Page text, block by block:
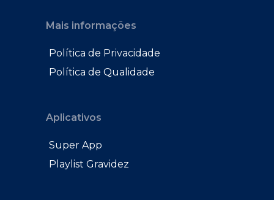
Mais informações
Política de Privacidade
Política de Qualidade
Aplicativos
Super App
Playlist Gravidez